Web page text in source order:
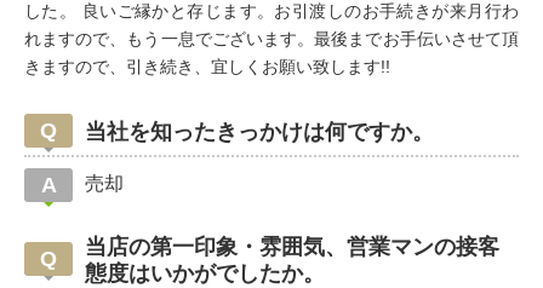
した。 良いご縁かと存じます。お引渡しのお手続きが来月行わ
れますので、もう一息でございます。最後までお手伝いさせて頂
きますので、引き続き、宜しくお願い致します!!
当社を知ったきっかけは何ですか。
売却
当店の第一印象・雰囲気、営業マンの接客
態度はいかがでしたか。